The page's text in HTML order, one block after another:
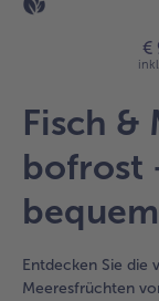
€
Fisch &
bofrost
Entdecken Sie die
Meeresfrüchten